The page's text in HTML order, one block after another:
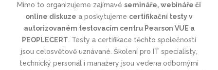
Mimo to organizujeme zajímavé semináře, webináře či
online diskuze a poskytujeme certifikační testy v
autorizovaném testovacím centru Pearson VUE a
PEOPLECERT Testy a certifikace těchto společností
jsou celosvětově uznávané . Školení pro IT specialisty,
technický personál i manažery jsou vedena odbornými